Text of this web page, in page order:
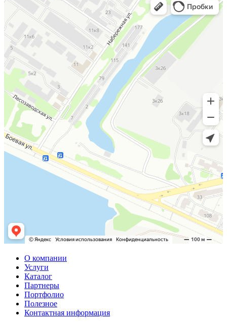
О компании
Услуги
Каталог
Партнеры
Портфолио
Полезное
Контактная информация